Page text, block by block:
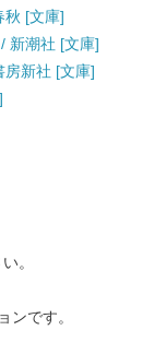
秋 [文庫]
新潮社 [文庫]
房新社 [文庫]
。
ンです。